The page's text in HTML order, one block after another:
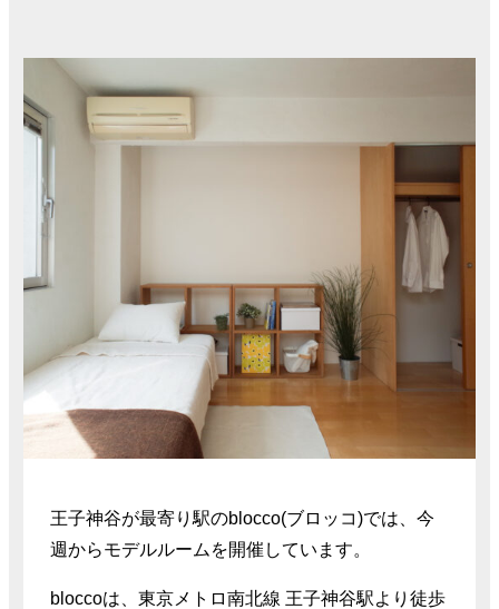
王子神谷が最寄り駅のblocco(ブロッコ)では、今
週からモデルルームを開催しています。
bloccoは、東京メトロ南北線 王子神谷駅より徒歩